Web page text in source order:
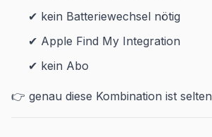
✔ kein Batteriewechsel nötig
✔ Apple Find My Integration
✔ kein Abo
👉 genau diese Kombination ist selten